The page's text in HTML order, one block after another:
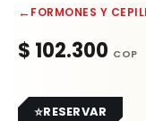
←FORMONES Y
$ 102.300
RESERVAR